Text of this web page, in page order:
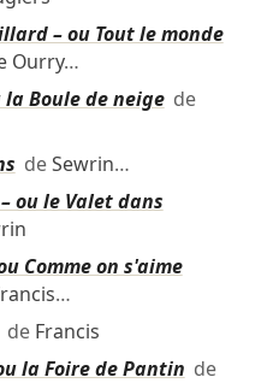
– ou Tout le monde
Ourry…
la Boule de neigede
deSewrin…
ou le Valet dans
Comme on s'aime
…
de Francis
la Foire de Pantin de